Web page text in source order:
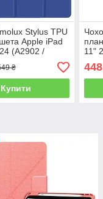
Stylus TPU
Apple iPad
(A2902 /
- Blue
₴
Купити
11"
448